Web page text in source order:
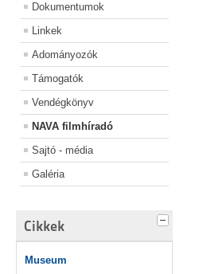
Dokumentumok
Linkek
Adományozók
Támogatók
Vendégkönyv
NAVA filmhíradó
Sajtó - média
Galéria
Cikkek
Museum